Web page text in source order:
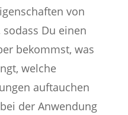
von
Du einen
bekommst, was
welche
auftauchen
der Anwendung